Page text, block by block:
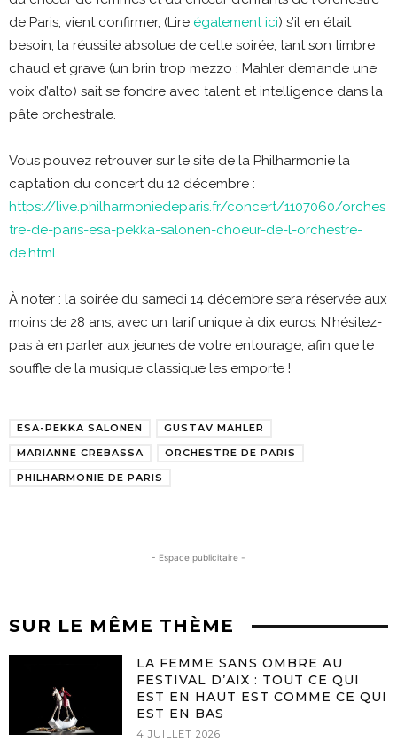
de Paris, vient confirmer, (Lire également ici) s’il en était
besoin, la réussite absolue de cette soirée, tant son timbre
chaud et grave (un brin trop mezzo ; Mahler demande une
voix d’alto) sait se fondre avec talent et intelligence dans la
pâte orchestrale.
Vous pouvez retrouver sur le site de la Philharmonie la
captation du concert du 12 décembre :
https://live.philharmoniedeparis.fr/concert/1107060/orches
tre-de-paris-esa-pekka-salonen-choeur-de-l-orchestre-
de.html.
À noter : la soirée du samedi 14 décembre sera réservée aux
moins de 28 ans, avec un tarif unique à dix euros. N’hésitez-
pas à en parler aux jeunes de votre entourage, afin que le
souffle de la musique classique les emporte !
ESA-PEKKA SALONEN
GUSTAV MAHLER
MARIANNE CREBASSA
ORCHESTRE DE PARIS
PHILHARMONIE DE PARIS
- Espace publicitaire -
SUR LE MÊME THÈME
LA FEMME SANS OMBRE AU
FESTIVAL D’AIX : TOUT CE QUI
EST EN HAUT EST COMME CE QUI
EST EN BAS
4 JUILLET 2026